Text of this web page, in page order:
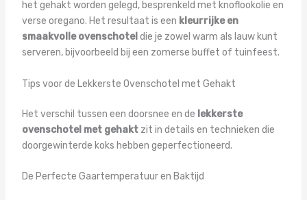
het gehakt worden gelegd, besprenkeld met knoflookolie en
verse oregano. Het resultaat is een kleurrijke en
smaakvolle ovenschotel die je zowel warm als lauw kunt
serveren, bijvoorbeeld bij een zomerse buffet of tuinfeest.
Tips voor de Lekkerste Ovenschotel met Gehakt
Het verschil tussen een doorsnee en de lekkerste
ovenschotel met gehaktzit in details en technieken die
doorgewinterde koks hebben geperfectioneerd.
De Perfecte Gaartemperatuur en Baktijd